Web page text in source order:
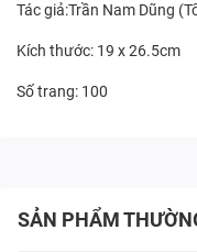
Tác giả:Trần Nam Dũng
Kích thước: 19 x 26.5cm
Số trang: 100
SẢN PHẨM